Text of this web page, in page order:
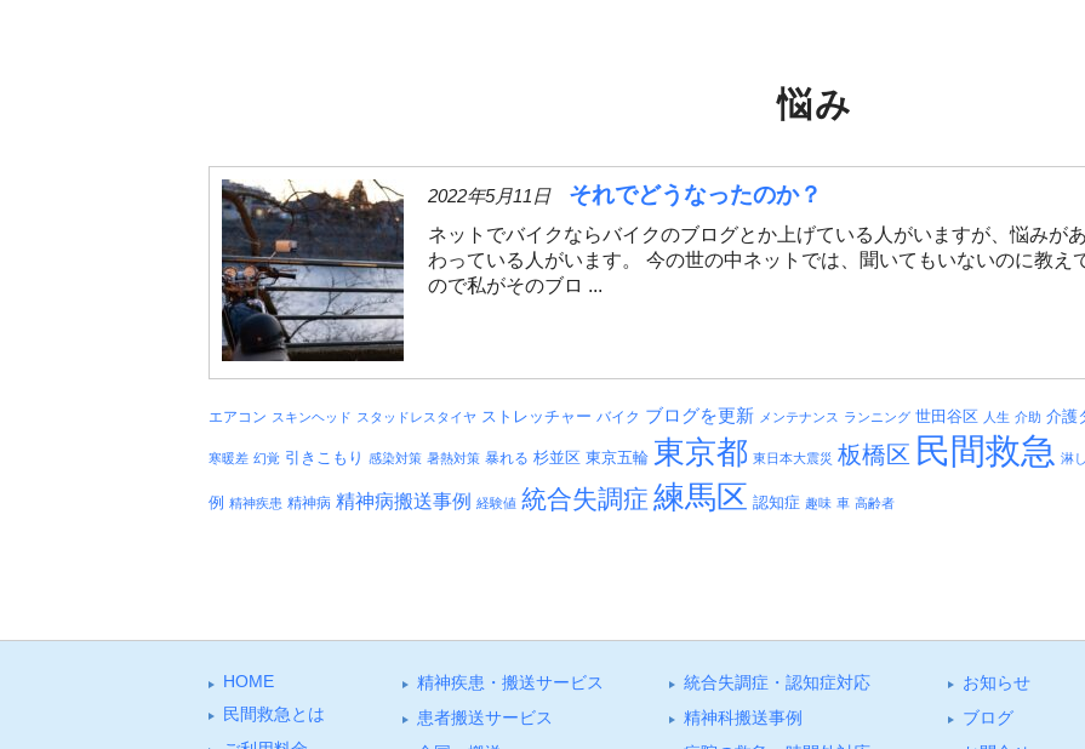
悩み
2022年5月11日 それでどうなったのか？
ネットでバイクならバイクのブログとか上げている人がいますが、悩みが
わっている人がいます。 今の世の中ネットでは、聞いてもいないのに教え
ので私がそのブロ ...
エアコン スキンヘッド スタッドレスタイヤ ストレッチャー バイク ブログを更新 メンテナンス ランニング 世田谷区 人生 介助 介護
寒暖差 幻覚 引きこもり 感染対策 暑熱対策 暴れる 杉並区 東京五輪 東京都 東日本大震災 板橋区 民間救急 淋
例 精神疾患 精神病 精神病搬送事例 経験値 統合失調症 練馬区 認知症 趣味 車 高齢者
HOME
⺠間救急とは
精神疾患・搬送サービス
患者搬送サービス
統合失調症・認知症対応
精神科搬送事例
お知らせ
ブログ